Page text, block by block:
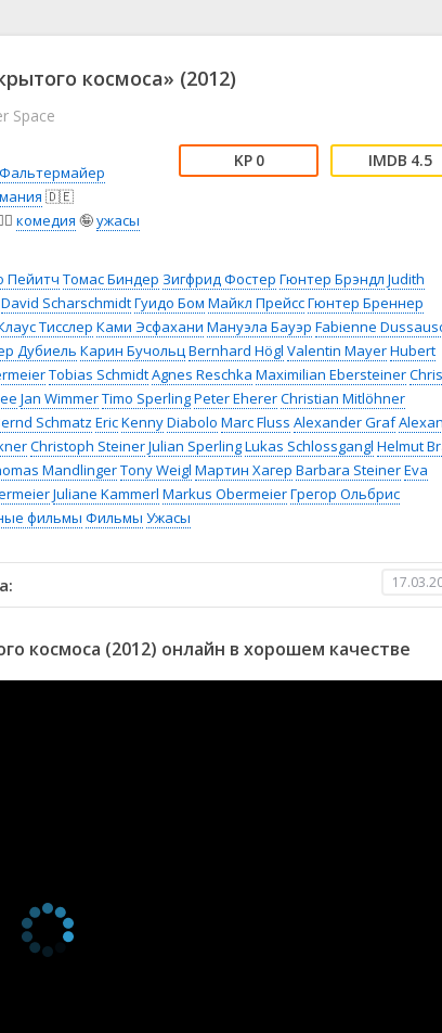
👨‍💼 Новости
😱 Ужасы
🤠 Фильм-нуар
🧝‍♂️ Фэнтези
космоса» (2012)
Space
🇩🇪
комедия 🤪ужасы
0 4.5
Пейитч Томас Биндер Зигфрид Фостер Гюнтер Брэндл Judith
David ScharschmidtГуидо Бом Майкл ПрейссГюнтер Бреннер
Тисслер Ками Эсфахани Мануэла Бауэр Fabienne
Дубиель Карин БучольцBernhard Högl Valentin MayerHubert
Tobias SchmidtAgnes Reschka Maximilian Ebersteiner
Jan WimmerTimo SperlingPeter EhererChristian Mitlöhner
Schmatz EricKennyDiabolo Marc Fluss Alexander Graf
Christoph SteinerJulian SperlingLukas Schlossgangl Helmut
MandlingerTony Weigl Мартин Хагер Barbara SteinerEva
Juliane Kammerl Markus ObermeierГрегор Ольбрис
фильмы Фильмы Ужасы
космоса (2012) онлайн в хорошем качестве